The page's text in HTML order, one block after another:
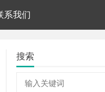
系我们
搜索